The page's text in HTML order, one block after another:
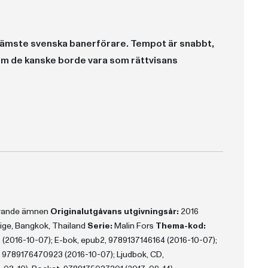
svenska banerförare. Tempot är snabbt,
de kanske borde vara som rättvisans
ämnen Originalutgåvans utgivningsår: 2016
Bangkok, Thailand Serie: Malin Fors Thema-kod:
10-07); E-bok, epub2, 9789137146164 (2016-10-07);
(2016-10-07); Ljudbok, CD,